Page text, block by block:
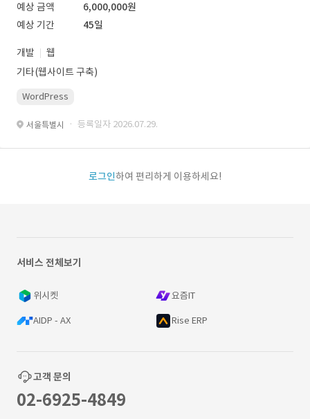
예상 금액
6,000,000원
예상 기간
45일
개발
웹
기타(웹사이트 구축)
WordPress
서울특별시 · 등록일자 2026.07.29.
로그인하여 편리하게 이용하세요!
서비스 전체보기
위시켓 요즘IT
AIDP - AX Rise ERP
고객 문의
02-6925-4849